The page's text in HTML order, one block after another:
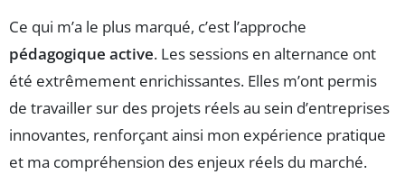
Ce qui m’a le plus marqué, c’est l’approche
pédagogique active. Les sessions en alternance ont
été extrêmement enrichissantes. Elles m’ont permis
de travailler sur des projets réels au sein d’entreprises
innovantes, renforçant ainsi mon expérience pratique
et ma compréhension des enjeux réels du marché.